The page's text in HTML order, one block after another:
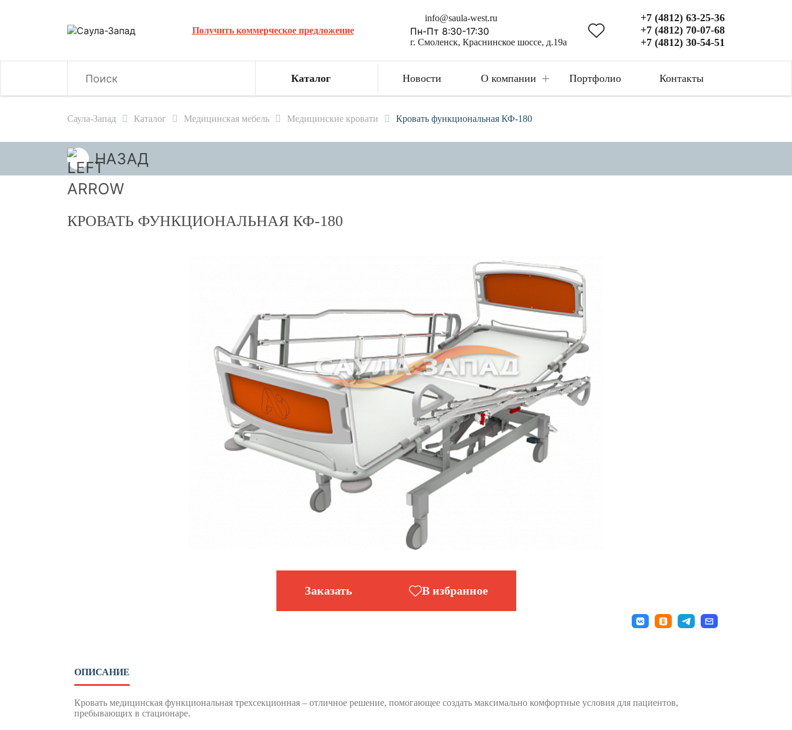
Получить коммерческое предложение
info@saula-west.ru
Пн-Пт 8:30-17:30
г. Смоленск, Краснинское шоссе, д.19а
+7 (4812) 63-25-36
+7 (4812) 70-07-68
+7 (4812) 30-54-51
Каталог Новости О компании + Портфолио Контакты
Саула-Запад Каталог Медицинская мебель Медицинские кровати Кровать функциональная КФ-180
НАЗАД
КРОВАТЬ ФУНКЦИОНАЛЬНАЯ КФ-180
Заказать В избранное
ОПИСАНИЕ
Кровать медицинская функциональная трехсекционная – отличное решение, помогающее создать максимально комфортные условия для пациентов,
пребывающих в стационаре.